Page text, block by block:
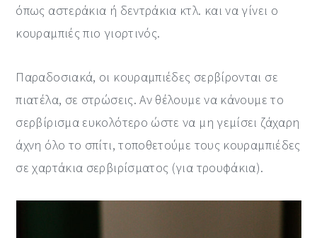
όπως αστεράκια ή δεντράκια κτλ. και να γίνει ο
κουραμπιές πιο γιορτινός.
Παραδοσιακά, οι κουραμπιέδες σερβίρονται σε
πιατέλα, σε στρώσεις. Αν θέλουμε να κάνουμε το
σερβίρισμα ευκολότερο ώστε να μη γεμίσει ζάχαρη
άχνη όλο το σπίτι, τοποθετούμε τους κουραμπιέδες
σε χαρτάκια σερβιρίσματος (για τρουφάκια).